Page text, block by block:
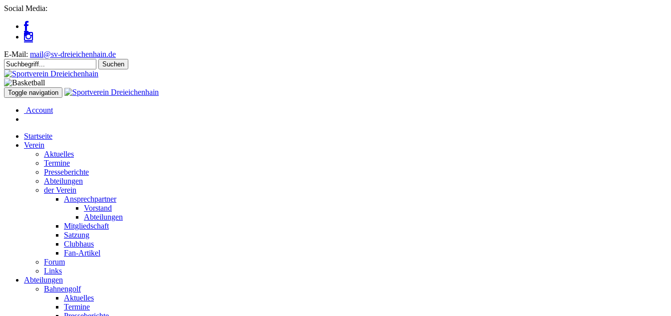
Social Media:
E-Mail: mail@sv-dreieichenhain.de
Toggle navigation
Account
Startseite
Verein
Aktuelles
Termine
Presseberichte
Abteilungen
der Verein
Ansprechpartner
Vorstand
Abteilungen
Mitgliedschaft
Satzung
Clubhaus
Fan-Artikel
Forum
Links
Abteilungen
Bahnengolf
Aktuelles
Termine